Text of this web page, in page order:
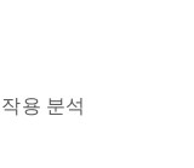
용 분석